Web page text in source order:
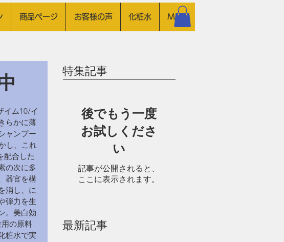
商品ページ お客様の声 化粧水 More
イム10/イ
らかに薄
ャンプー
し、これ
配合した
の次に多
器官を構
消し、に
弾力を生
。美白効
の原料
粧水で実
特集記事
後でもう一度
お試しくださ
い
記事が公開されると、
ここに表示されます。
最新記事